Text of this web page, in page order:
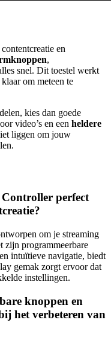
en
,
snel. Dit toestel werkt
om meteen te
kies dan goede
video’s en een heldere
liggen om jouw
perfect
om je streaming
zijn programmeerbare
intuïtieve navigatie, biedt
gemak zorgt ervoor dat
instellingen.
knoppen en
het verbeteren van